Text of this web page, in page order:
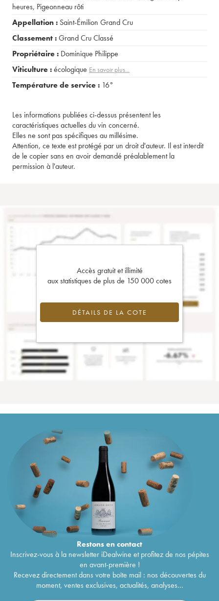
heures, Pigeonneau rôti
Appellation : Saint-Émilion Grand Cru
Classement :Grand Cru Classé
Propriétaire : Dominique Philippe
Viticulture :écologique En savoir plus...
Température de service : 16°
Les informations publiées ci-dessus présentent les
caractéristiques actuelles du vin concerné.
Elles ne sont pas spécifiques au millésime.
Attention, ce texte est protégé par un droit d'auteur. Il est interdit
de le copier sans en avoir demandé préalablement la
permission à l'auteur.
Accès gratuit et illimité
aux statistiques de plus de 150 000 cotes
DÉTAILS DE LA COTE
Restons encontact
Inscrivez-vous à la newsletter iDealwine et profitez de nos pépites
en avant-première !
Recevez directement dans votre boîte mail : nos découvertes du
moment, ventes exclusives, actualités, analyses...